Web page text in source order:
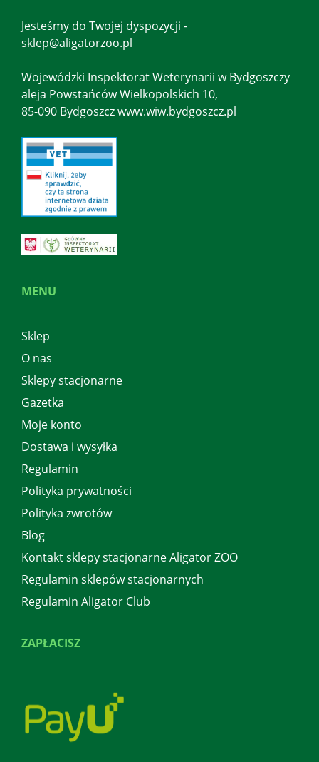
MENU
Sklep
O nas
Sklepy stacjonarne
Gazetka
Moje konto
Dostawa i wysyłka
Regulamin
Polityka prywatności
Polityka zwrotów
Blog
Kontakt sklepy stacjonarne Aligator ZOO
Regulamin sklepów stacjonarnych
Regulamin Aligator Club
ZAPŁACISZ
Jesteśmy do Twojej dyspozycji -
sklep@aligatorzoo.pl
Wojewódzki Inspektorat Weterynarii w Bydgoszczy
aleja Powstańców Wielkopolskich 10,
85-090 Bydgoszcz www.wiw.bydgoszcz.pl